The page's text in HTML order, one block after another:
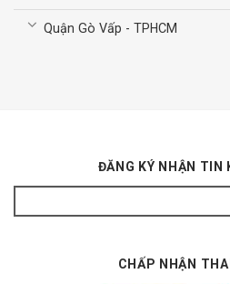
Quận Gò Vấp - TPHCM
ĐĂNG KÝ NHẬN TIN
CHẤP NHẬN